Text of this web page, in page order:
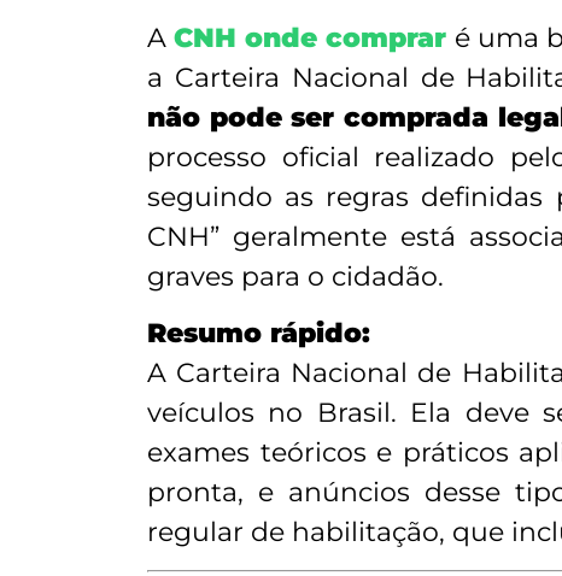
ACNH onde comprar é uma
a Carteira Nacional de
não pode ser comprada
processo oficial realizado
seguindo as regras definidas
CNH” geralmente está
graves para o cidadão.
Resumo rápido:
A Carteira Nacional de
veículos no Brasil. Ela deve
exames teóricos e práticos
pronta, e anúncios desse
regular de habilitação, que